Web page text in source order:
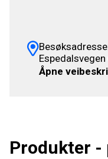
Åpne
Produkter -